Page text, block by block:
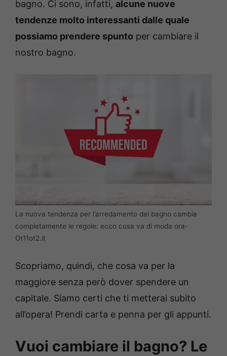
bagno. Ci sono, infatti, alcune nuove
tendenze molto interessanti dalle quale
possiamo prendere spunto per cambiare il
nostro bagno.
La nuova tendenza per l’arredamento del bagno cambia
completamente le regole: ecco cosa va di moda ora-
Ot11ot2.it
Scopriamo, quindi, che cosa va per la
maggiore senza però dover spendere un
capitale. Siamo certi che ti metterai subito
all’opera! Prendi carta e penna per gli appunti.
Vuoi cambiare il bagno? Le